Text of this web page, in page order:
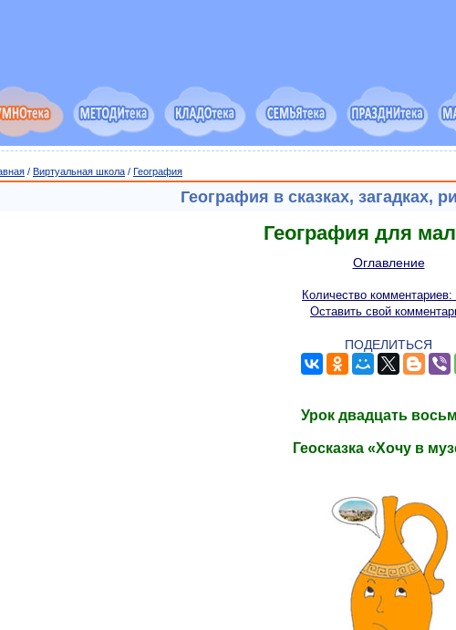
/ Виртуальная школа / География
География в сказках, загадках,
География для
Оглавление
Количество комментариев:
Оставить свой
ПОДЕЛИТЬСЯ
Урок двадцать
Геосказка «Хочу в